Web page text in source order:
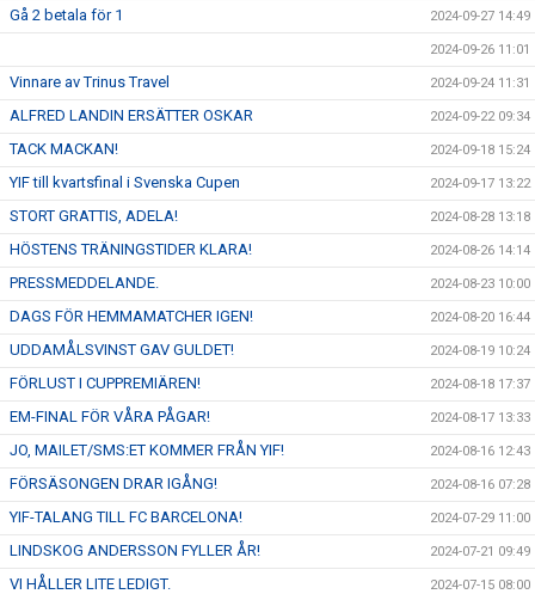
Gå 2 betala för 1 2024-09-27 14:49
2024-09-26 11:01
Vinnare av Trinus Travel 2024-09-24 11:31
ALFRED LANDIN ERSÄTTER OSKAR 2024-09-22 09:34
TACK MACKAN! 2024-09-18 15:24
YIF till kvartsfinal i Svenska Cupen 2024-09-17 13:22
STORT GRATTIS, ADELA! 2024-08-28 13:18
HÖSTENS TRÄNINGSTIDER KLARA! 2024-08-26 14:14
PRESSMEDDELANDE. 2024-08-23 10:00
DAGS FÖR HEMMAMATCHER IGEN! 2024-08-20 16:44
UDDAMÅLSVINST GAV GULDET! 2024-08-19 10:24
FÖRLUST I CUPPREMIÄREN! 2024-08-18 17:37
EM-FINAL FÖR VÅRA PÅGAR! 2024-08-17 13:33
JO, MAILET/SMS:ET KOMMER FRÅN YIF! 2024-08-16 12:43
FÖRSÄSONGEN DRAR IGÅNG! 2024-08-16 07:28
YIF-TALANG TILL FC BARCELONA! 2024-07-29 11:00
LINDSKOG ANDERSSON FYLLER ÅR! 2024-07-21 09:49
VI HÅLLER LITE LEDIGT. 2024-07-15 08:00